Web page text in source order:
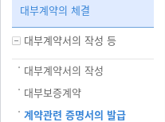
대부계약의 체결
대부계약서의 작성 등
대부계약서의 작성
대부보증계약
계약관련 증명서의 발급